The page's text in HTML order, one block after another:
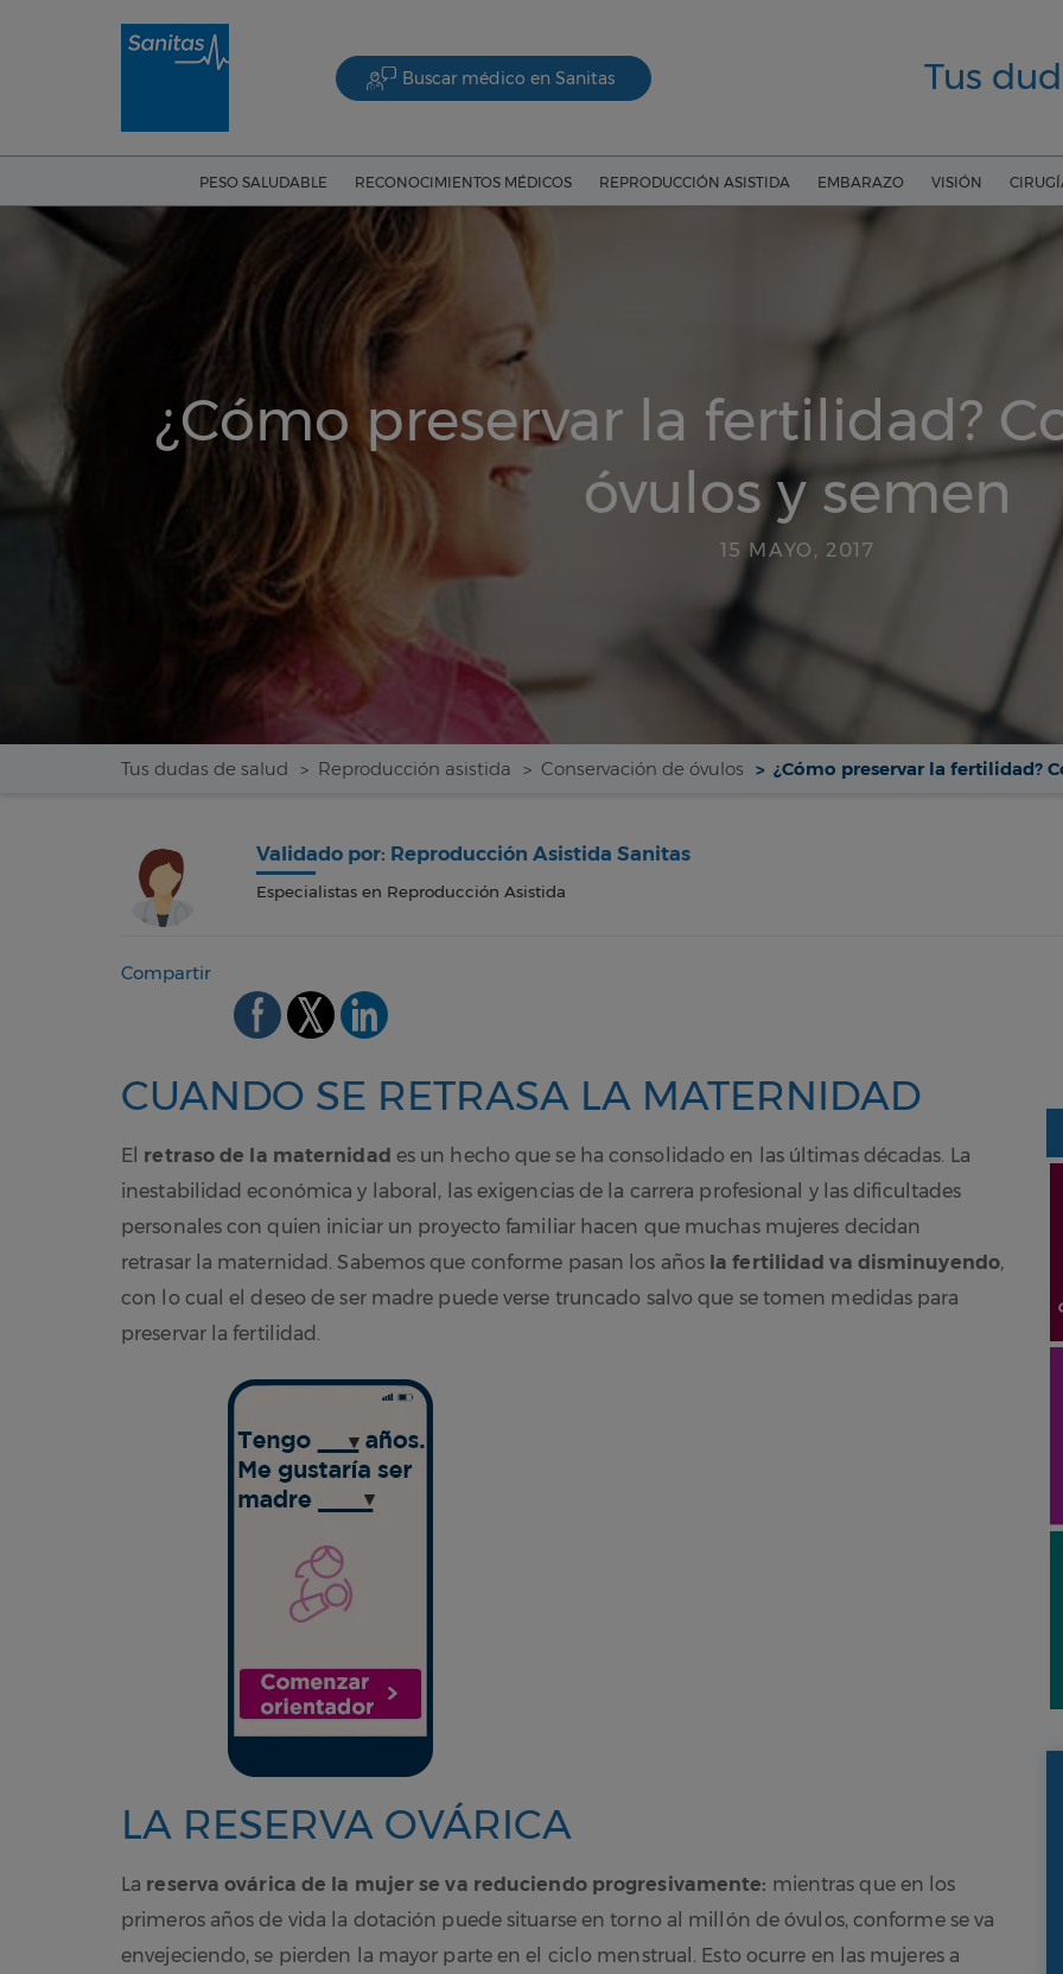
Buscar médico en Sanitas Tus
PESO SALUDABLE RECONOCIMIENTOS MÉDICOS REPRODUCCIÓN ASISTIDA EMBARAZO VISIÓN
¿Cómo preservar la fertilidad?
óvulos y semen
15 MAYO, 2017
Tus dudas de salud Reproducción asistida Conservación de óvulos ¿Cómo preservar la fertilidad?
Validado por: Reproducción Asistida Sanitas
Especialistas en Reproducción Asistida
Compartir
CUANDO SE RETRASA LA MATERNIDAD
El retraso de la maternidad es un hecho que se ha consolidado en las últimas décadas. La
inestabilidad económica y laboral, las exigencias de la carrera profesional y las dificultades
personales con quien iniciar un proyecto familiar hacen que muchas mujeres decidan
retrasar la maternidad. Sabemos que conforme pasan los años la fertilidad va disminuyendo,
con lo cual el deseo de ser madre puede verse truncado salvo que se tomen medidas para
preservar la fertilidad.
LA RESERVA OVÁRICA
La reserva ovárica de la mujer se va reduciendo progresivamente: mientras que en los
primeros años de vida la dotación puede situarse en torno al millón de óvulos, conforme se va
envejeciendo, se pierden la mayor parte en el ciclo menstrual. Esto ocurre en las mujeres a